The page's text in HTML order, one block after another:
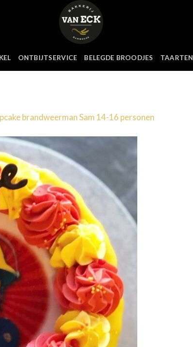
ONTBIJTSERVICE BELEGDE BROODJES TAARTEN
brandweerman Sam 14-16 personen